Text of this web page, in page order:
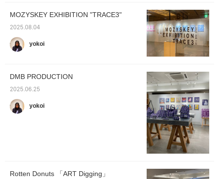
MOZYSKEY EXHIBITION "TRACE3"
2025.08.04
yokoi
DMB PRODUCTION
2025.06.25
yokoi
Rotten Donuts 「ART Digging」